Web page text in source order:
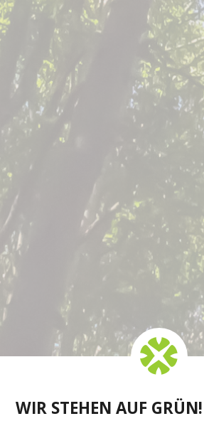
WIR STEHEN AUF GRÜN!